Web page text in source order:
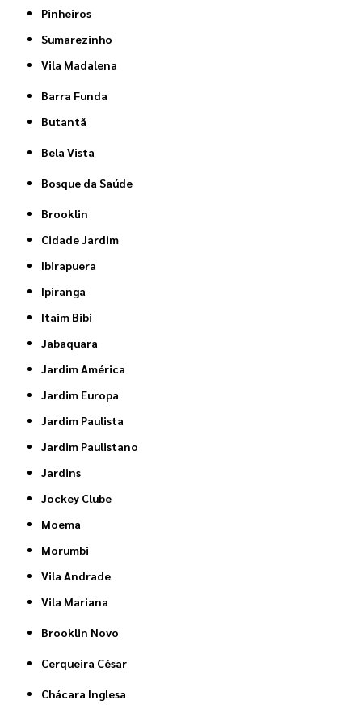
Pinheiros
Sumarezinho
Vila Madalena
Barra Funda
Butantã
Bela Vista
Bosque da Saúde
Brooklin
Cidade Jardim
Ibirapuera
Ipiranga
Itaim Bibi
Jabaquara
Jardim América
Jardim Europa
Jardim Paulista
Jardim Paulistano
Jardins
Jockey Clube
Moema
Morumbi
Vila Andrade
Vila Mariana
Brooklin Novo
Cerqueira César
Chácara Inglesa